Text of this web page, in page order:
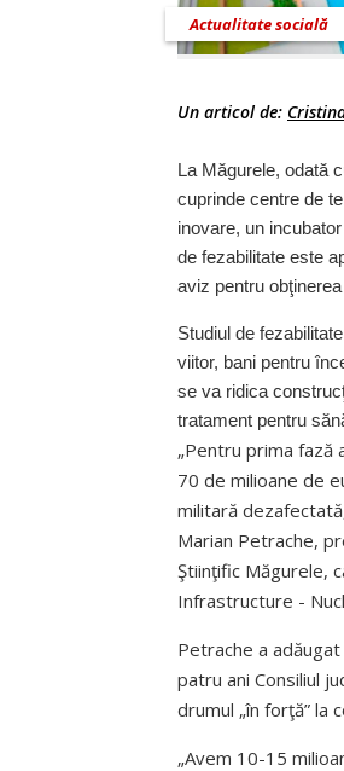
Actualitate socială
Un articol de:
La Măgurele, odată
cuprinde centre de
inovare, un
de fezabilitate este
aviz pentru
Studiul de
viitor, bani pentru
se va ridica
tratament pentru
„Pentru prima fază
70 de milioane de
militară
Marian Petrache,
Ştiinţific Măgurele,
Infrastructure -
Petrache a
patru ani Consiliul
drumul „în forţă” la
„Avem 10-15